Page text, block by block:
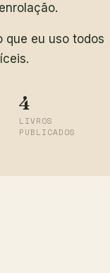
que eu uso todos
4
LIVROS
PUBLICADOS